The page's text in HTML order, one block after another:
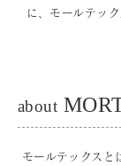
に、モールテッ
about
モールテックス